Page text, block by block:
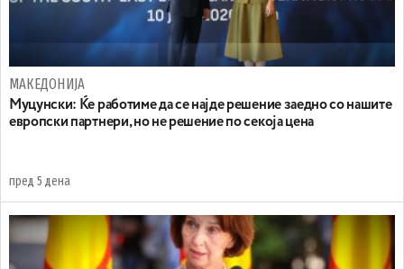
МАКЕДОНИЈА
Муцунски: Ќе работиме да се најде решение заедно со нашите
европски партнери, но не решение по секоја цена
пред 5 дена